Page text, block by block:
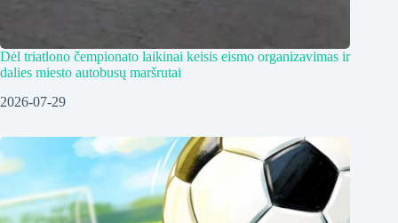
Dėl triatlono čempionato laikinai keisis eismo organizavimas ir
dalies miesto autobusų maršrutai
2026-07-29